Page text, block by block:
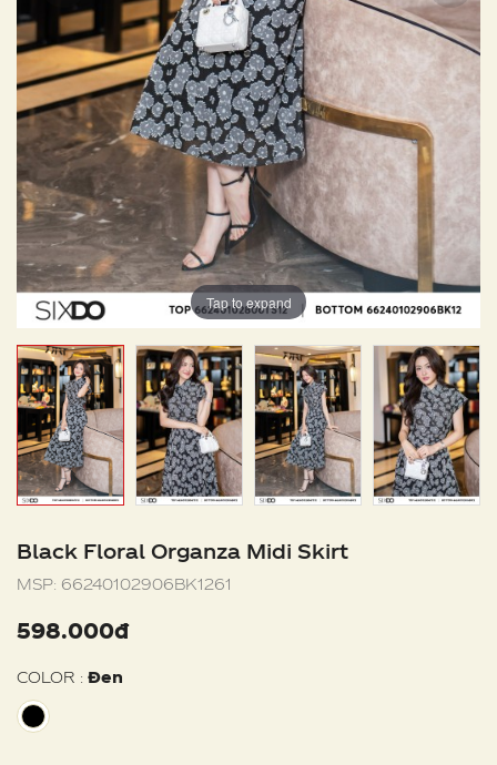
Tap to expand
Black Floral Organza Midi Skirt
MSP: 66240102906BK1261
598.000đ
COLOR : Đen